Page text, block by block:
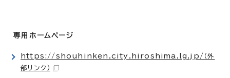
専用ホームページ
https://shouhinken.city.hiroshima.lg.jp/ （外
部リンク）